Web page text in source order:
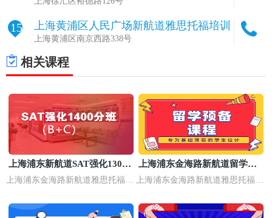
15 上海黄浦区人民广场新航道雅思托福培训
上海黄浦区南京西路338号
相关课程
上海浦东新航道SAT强化1300
分班
上海浦东金海路新航道雅思托福培
上海浦东金海路新航道留学预
备班
上海浦东金海路新航道雅思托福培